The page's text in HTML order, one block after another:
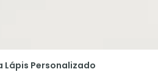
Lápis Personalizado